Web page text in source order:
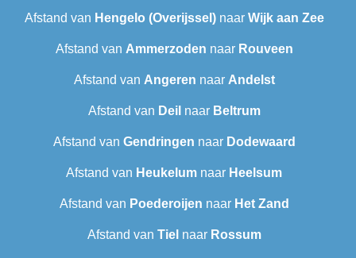
Afstand van Hengelo (Overijssel)naar Wijk aan Zee
Afstand van Ammerzoden naar Rouveen
Afstand van Angeren naar Andelst
Afstand van Deil naar Beltrum
Afstand van Gendringen naar Dodewaard
Afstand van Heukelum naar Heelsum
Afstand van Poederoijen naar Het Zand
Afstand van Tiel naar Rossum